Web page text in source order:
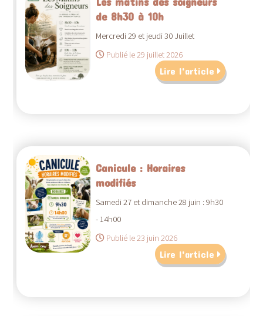
de 8h30 à 10h
Mercredi 29 et jeudi 30 Juillet
Publié le 29 juillet 2026
Lire l'article
Canicule : Horaires
modifiés
Samedi 27 et dimanche 28 juin : 9h30
- 14h00
Publié le 23 juin 2026
Lire l'article